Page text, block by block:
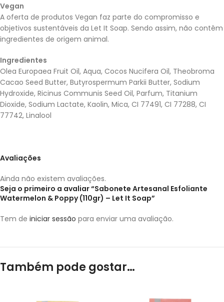
Vegan
A oferta de produtos Vegan faz parte do compromisso e
objetivos sustentáveis da Let It Soap. Sendo assim, não contêm
ingredientes de origem animal.
Ingredientes
Olea Europaea Fruit Oil, Aqua, Cocos Nucifera Oil, Theobroma
Cacao Seed Butter, Butyrospermum Parkii Butter, Sodium
Hydroxide, Ricinus Communis Seed Oil, Parfum, Titanium
Dioxide, Sodium Lactate, Kaolin, Mica, CI 77491, CI 77288, CI
77742, Linalool
Avaliações
Ainda não existem avaliações.
Seja o primeiro a avaliar “Sabonete Artesanal Esfoliante
Watermelon & Poppy (110gr) – Let It Soap”
Tem de iniciar sessão para enviar uma avaliação.
Também pode gostar…